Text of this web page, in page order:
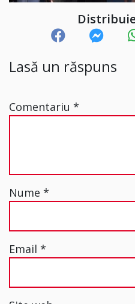
Lasă un răspuns
Comentariu *
Nume *
Email *